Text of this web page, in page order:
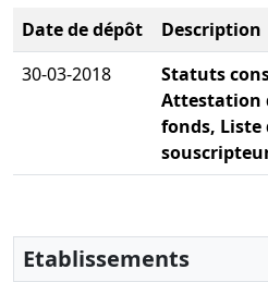
Date de dépôt Description
30-03-2018
Statuts
Attestation
fonds, Liste
Etablissements